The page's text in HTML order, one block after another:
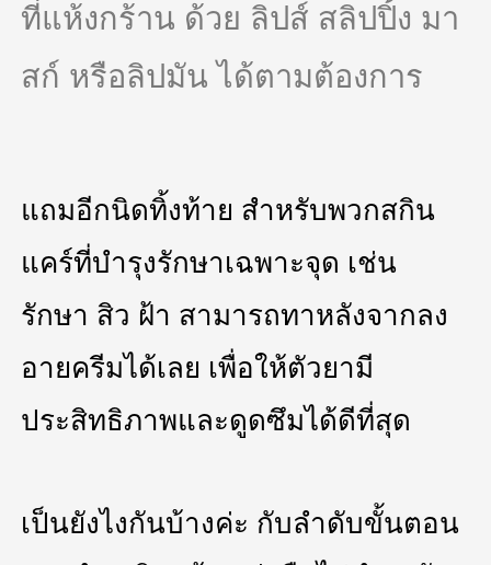
ที่แห้งกร้าน ด้วย ลิปส์ สลิปปิ้ง มา
สก์ หรือลิปมัน ได้ตามต้องการ
แถมอีกนิดทิ้งท้าย สำหรับพวกสกิน
แคร์ที่บำรุงรักษาเฉพาะจุด เช่น
รักษา สิว ฝ้า สามารถทาหลังจากลง
อายครีมได้เลย เพื่อให้ตัวยามี
ประสิทธิภาพและดูดซึมได้ดีที่สุด
เป็นยังไงกันบ้างค่ะ กับลำดับขั้นตอน